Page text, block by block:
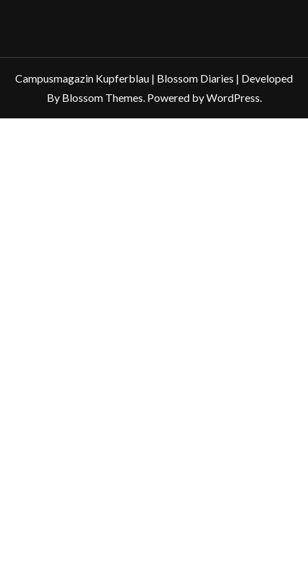
Campusmagazin Kupferblau | Blossom Diaries | Developed
By Blossom Themes. Powered byWordPress.